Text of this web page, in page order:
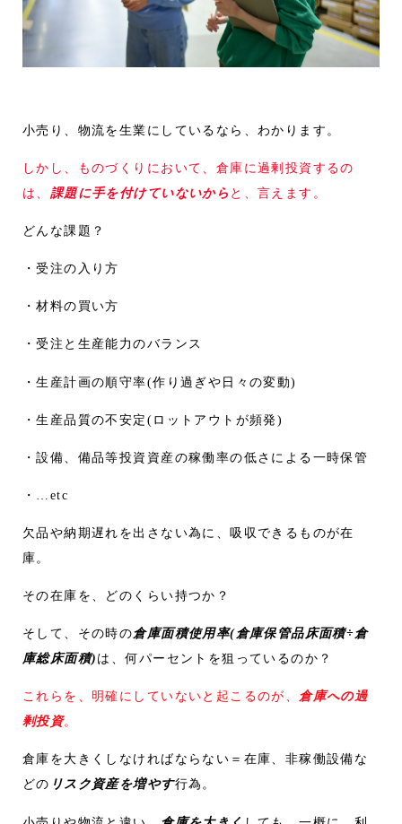
小売り、物流を生業にしているなら、わかります。
しかし、ものづくりにおいて、倉庫に過剰投資するの
は、 課題に手を付けていないから と、言えます。
どんな課題？
・受注の入り方
・材料の買い方
・受注と生産能力のバランス
・生産計画の順守率(作り過ぎや日々の変動)
・生産品質の不安定(ロットアウトが頻発)
・設備、備品等投資資産の稼働率の低さによる一時保管
・…etc
欠品や納期遅れを出さない為に、吸収できるものが在
庫。
その在庫を、どのくらい持つか？
そして、その時の倉庫面積使用率(倉庫保管品床面積÷倉
庫総床面積)は、何パーセントを狙っているのか？
これらを、明確にしていないと起こるのが、 倉庫への過
剰投資。
倉庫を大きくしなければならない＝在庫、非稼働設備な
どの リスク資産を増やす行為。